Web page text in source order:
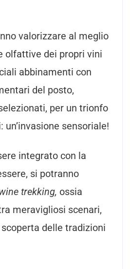
valorizzare al meglio
olfattive dei propri vini
abbinamenti con
del posto,
per un trionfo
un’invasione sensoriale!
integrato con la
si potranno
trekking, ossia
meravigliosi scenari,
scoperta delle tradizioni